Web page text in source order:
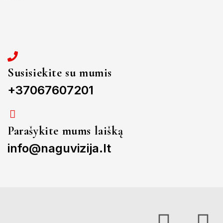
Susisiekite su mumis
+37067607201
Parašykite mums laišką
info@naguvizija.lt